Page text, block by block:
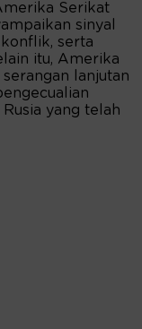
Serikat
sinyal
serta
itu, Amerika
lanjutan
yang telah